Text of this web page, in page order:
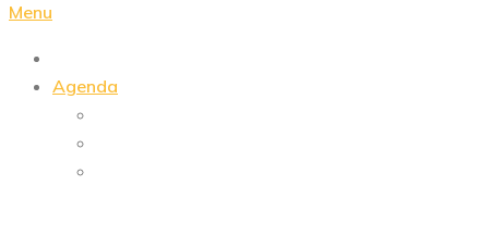
Menu
Agenda